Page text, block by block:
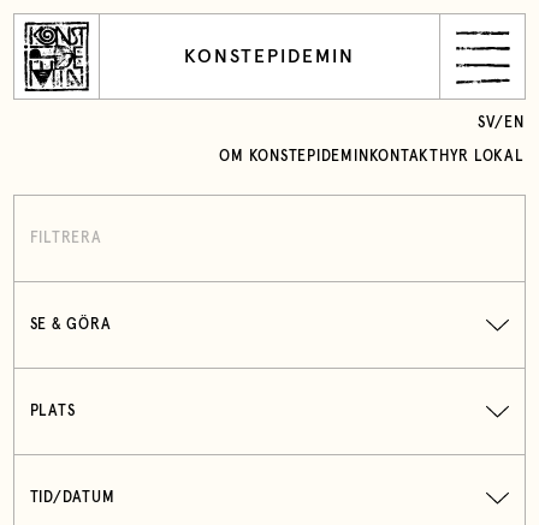
KONSTEPIDEMIN
OM KONSTEPIDEMIN KONTAKT HYR LOKAL
SV/ EN
FILTRERA
SE & GÖRA
PLATS
TID/DATUM